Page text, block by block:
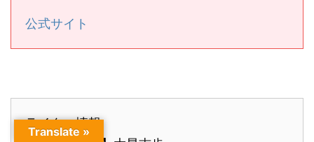
公式サイト
ライター情報
Translate »